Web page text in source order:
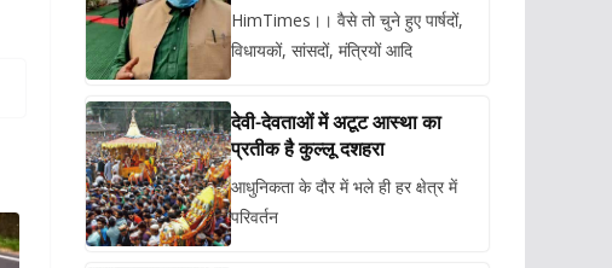
HimTimes।। वैसे तो चुने हुए पार्षदों,
विधायकों, सांसदों, मंत्रियों आदि
देवी-देवताओं में अटूट आस्था का
प्रतीक है कुल्लू दशहरा
आधुनिकता के दौर में भले ही हर क्षेत्र में
परिवर्तन